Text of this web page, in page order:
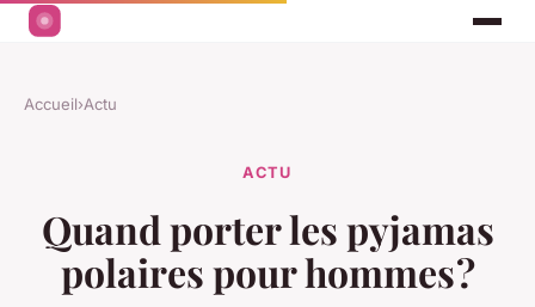
Accueil›Actu
ACTU
Quand porter les pyjamas
polaires pour hommes ?